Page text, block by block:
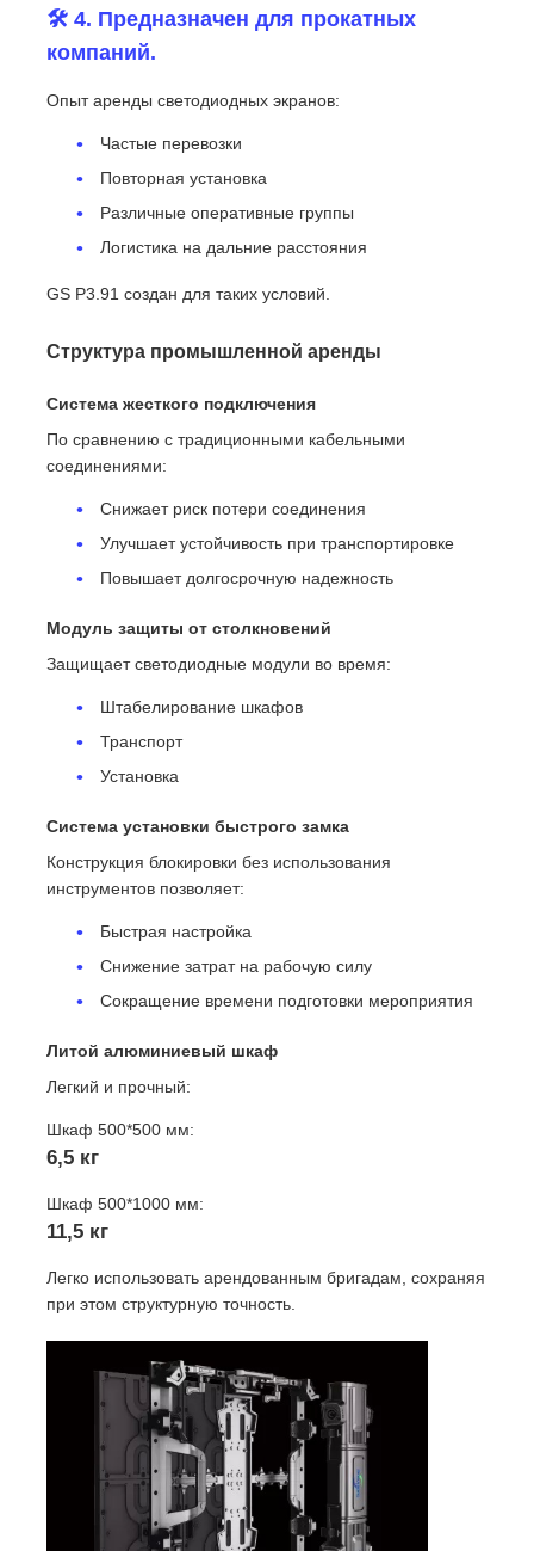
🛠️ 4. Предназначен для прокатных
компаний.
Опыт аренды светодиодных экранов:
Частые перевозки
Повторная установка
Различные оперативные группы
Логистика на дальние расстояния
GS P3.91 создан для таких условий.
Структура промышленной аренды
Система жесткого подключения
По сравнению с традиционными кабельными
соединениями:
Снижает риск потери соединения
Улучшает устойчивость при транспортировке
Повышает долгосрочную надежность
Модуль защиты от столкновений
Защищает светодиодные модули во время:
Штабелирование шкафов
Транспорт
Установка
Система установки быстрого замка
Конструкция блокировки без использования
инструментов позволяет:
Быстрая настройка
Снижение затрат на рабочую силу
Сокращение времени подготовки мероприятия
Литой алюминиевый шкаф
Легкий и прочный:
Шкаф 500*500 мм:
6,5 кг
Шкаф 500*1000 мм:
11,5 кг
Легко использовать арендованным бригадам, сохраняя
при этом структурную точность.